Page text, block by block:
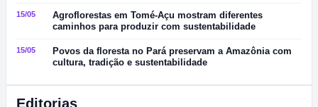
15/05
Agroflorestas em Tomé-Açu mostram diferentes
caminhos para produzir com sustentabilidade
15/05
Povos da floresta no Pará preservam a Amazônia com
cultura, tradição e sustentabilidade
Editorias